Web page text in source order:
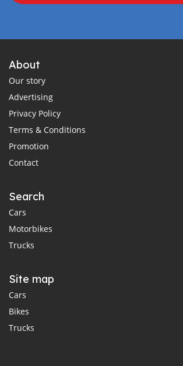
About
Our story
Advertising
Privacy Policy
Terms & Conditions
Promotion
Contact
Search
Cars
Motorbikes
Trucks
Site map
Cars
Bikes
Trucks